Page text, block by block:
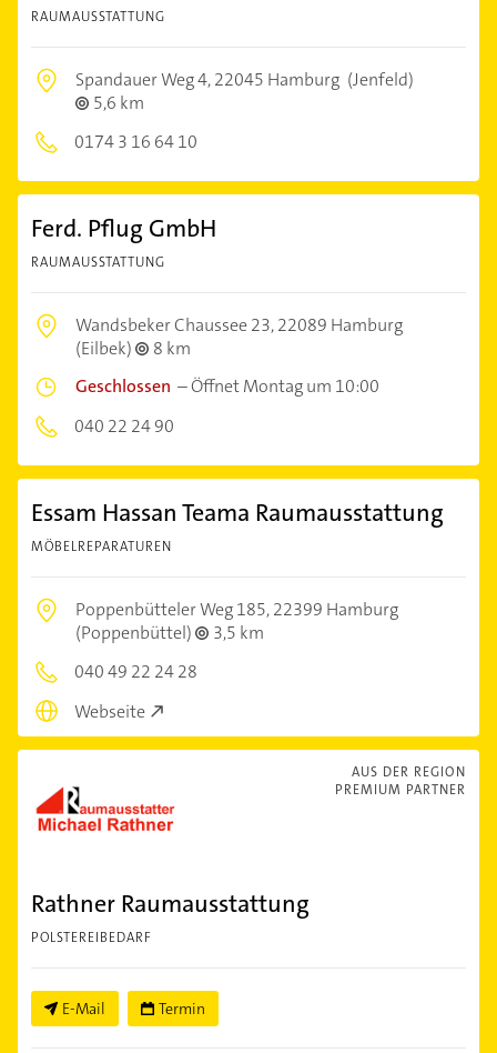
RAUMAUSSTATTUNG
Spandauer Weg 4,22045 Hamburg (Jenfeld)
5,6 km
0174 3 16 64 10
Ferd. Pflug GmbH
RAUMAUSSTATTUNG
Wandsbeker Chaussee 23,22089 Hamburg
(Eilbek)
8 km
Geschlossen –Öffnet Montag um 10:00
040 22 24 90
Essam Hassan Teama Raumausstattung
MÖBELREPARATUREN
Poppenbütteler Weg 185,22399 Hamburg
(Poppenbüttel)
3,5 km
040 49 22 24 28
Webseite
AUS DER REGION
PREMIUM PARTNER
Rathner Raumausstattung
POLSTEREIBEDARF
E-Mail Termin